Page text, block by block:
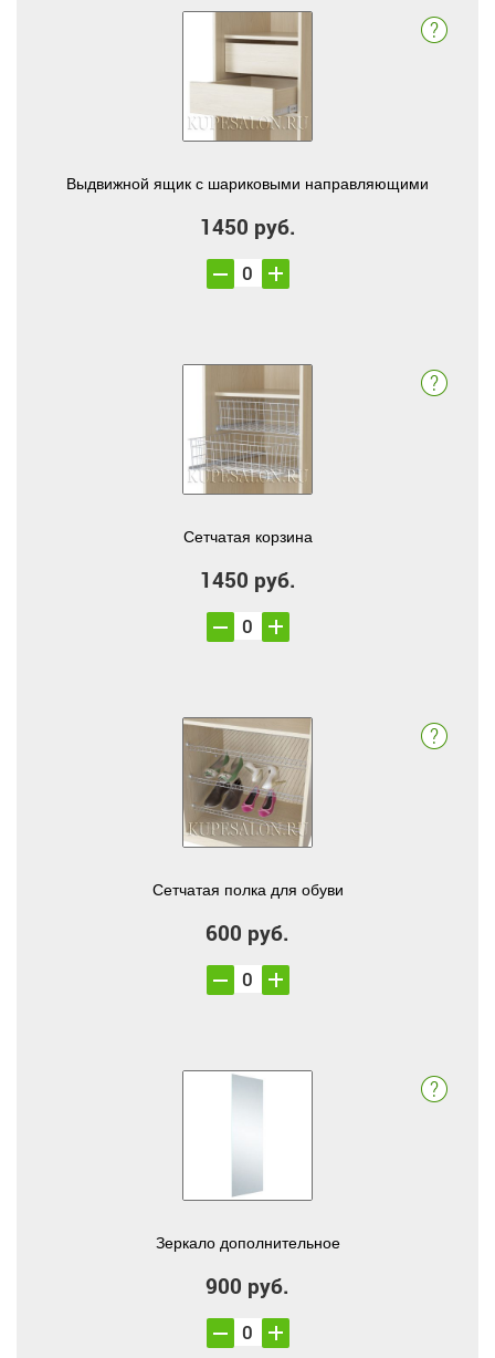
Выдвижной ящик с шариковыми направляющими
1450 руб.
Сетчатая корзина
1450 руб.
Сетчатая полка для обуви
600 руб.
Зеркало дополнительное
900 руб.